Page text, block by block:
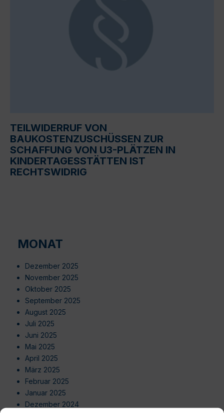
TEILWIDERRUF VON
BAUKOSTENZUSCHÜSSEN ZUR
SCHAFFUNG VON U3-PLÄTZEN IN
KINDERTAGESSTÄTTEN IST
RECHTSWIDRIG
MONAT
Dezember 2025
November 2025
Oktober 2025
September 2025
August 2025
Juli 2025
Juni 2025
Mai 2025
April 2025
März 2025
Februar 2025
Januar 2025
Dezember 2024